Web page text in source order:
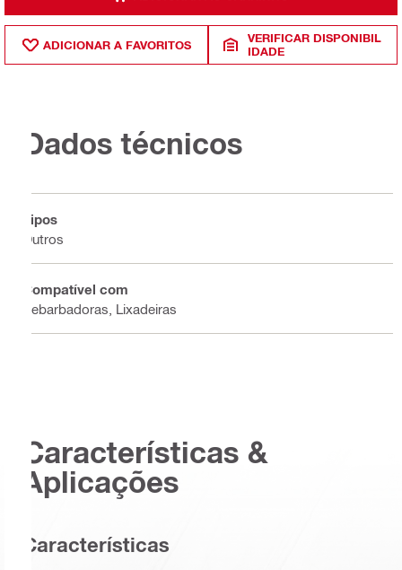
ADICIONAR A FAVORITOS
VERIFICAR DISPONIBIL
IDADE
Dados técnicos
Tipos
Outros
Compatível com
Rebarbadoras, Lixadeiras
Características &
Aplicações
Características